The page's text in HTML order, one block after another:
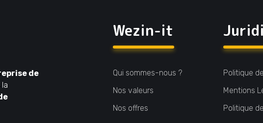
de
Wezin-it
Qui sommes-nous ?
Nos valeurs
Nos offres
Politique
Mentions
Politique